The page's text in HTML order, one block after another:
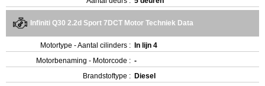
Infiniti Q30 2.2d Sport 7DCT Motor Techniek Data
Motortype - Aantal cilinders : In lijn 4
Motorbenaming - Motorcode : -
Brandstoftype : Diesel